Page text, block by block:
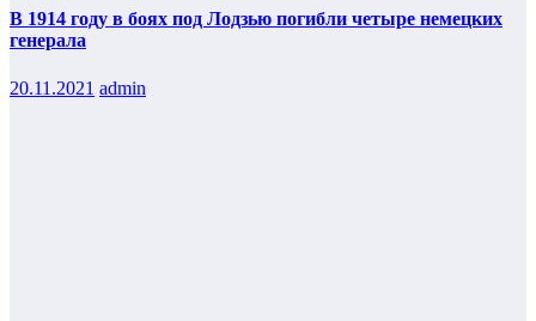
В 1914 году в боях под Лодзью погибли четыре немецких
генерала
20.11.2021 admin